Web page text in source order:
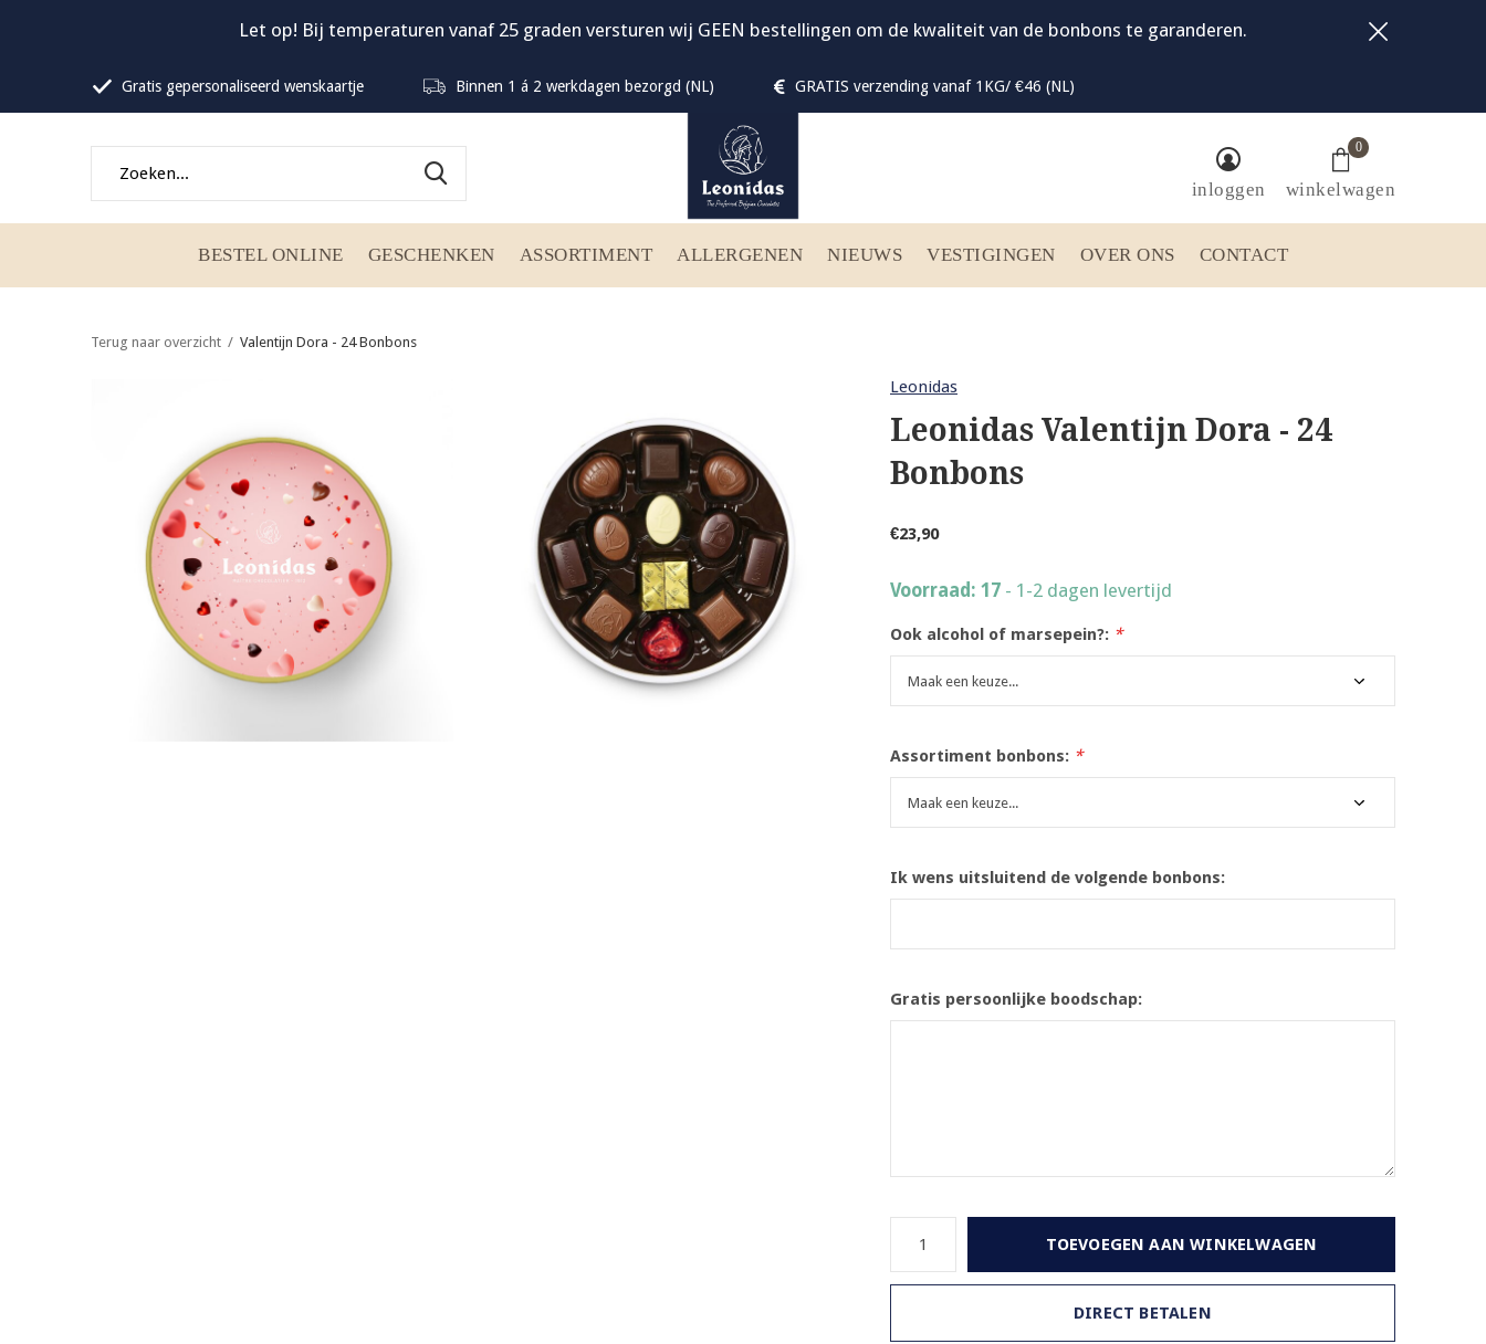
BESTEL ONLINE GESCHENKEN ASSORTIMENT ALLERGENEN NIEUWS VESTIGINGEN OVER ONS CONTACT
inloggen winkelwagen
0
Gratis gepersonaliseerd wenskaartje Binnen 1 á 2 werkdagen bezorgd (NL) GRATIS verzending vanaf 1KG/ €46 (NL)
Let op! Bij temperaturen vanaf 25 graden versturen wij GEEN bestellingen om de kwaliteit van de bonbons te garanderen.
Terug naar overzicht Valentijn Dora - 24 Bonbons
Leonidas
Leonidas Valentijn Dora - 24
Bonbons
€23,90
Voorraad: 17 - 1-2 dagen levertijd
Ook alcohol of marsepein?: *
Assortiment bonbons: *
Ik wens uitsluitend de volgende bonbons:
Gratis persoonlijke boodschap:
TOEVOEGEN AAN WINKELWAGEN
DIRECT BETALEN